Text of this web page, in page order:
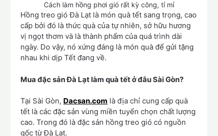
Cách làm hồng phơi gió rất kỳ công, tỉ mỉ
Hồng treo gió Đà Lạt là món quà tết sang trọng, cao
cấp bởi đó là thức quà của tự nhiên, sở hữu hương
vị ngọt thơm và là thành phẩm của quá trình dài
ngày. Do vậy, nó xứng đáng là món quà để gửi tặng
nhau khi dịp Tết đang về.
Mua đặc sản Đà Lạt làm quà tết ở đâu Sài Gòn?
Tại Sài Gòn, Dacsan.com là địa chỉ cung cấp quà
tết là các đặc sản vùng miền tuyển chọn chất lượng
cao. Trong đó là đặc sản hồng treo gió có nguồn
gốc từ Đà Lạt.